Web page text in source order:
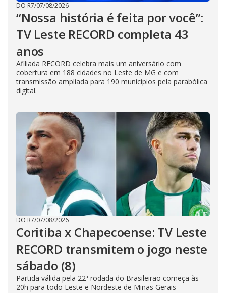
DO R7/07/08/2026
“Nossa história é feita por você”:
TV Leste RECORD completa 43
anos
Afiliada RECORD celebra mais um aniversário com
cobertura em 188 cidades no Leste de MG e com
transmissão ampliada para 190 municípios pela parabólica
digital.
DO R7/07/08/2026
Coritiba x Chapecoense: TV Leste
RECORD transmitem o jogo neste
sábado (8)
Partida válida pela 22ª rodada do Brasileirão começa às
20h para todo Leste e Nordeste de Minas Gerais